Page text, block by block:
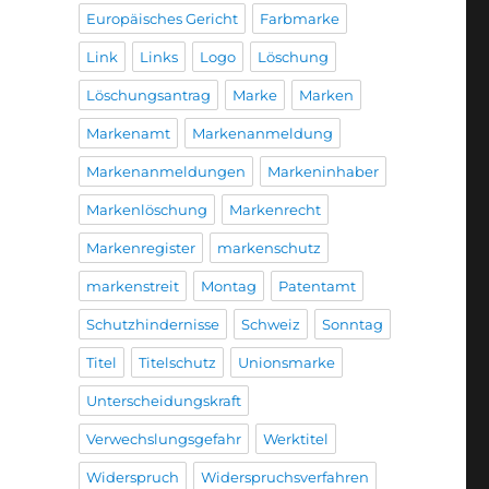
Europäisches Gericht Farbmarke
Link Links Logo Löschung
Löschungsantrag Marke Marken
Markenamt Markenanmeldung
Markenanmeldungen Markeninhaber
Markenlöschung Markenrecht
Markenregister markenschutz
markenstreit Montag Patentamt
Schutzhindernisse Schweiz Sonntag
Titel Titelschutz Unionsmarke
Unterscheidungskraft
Verwechslungsgefahr Werktitel
Widerspruch Widerspruchsverfahren